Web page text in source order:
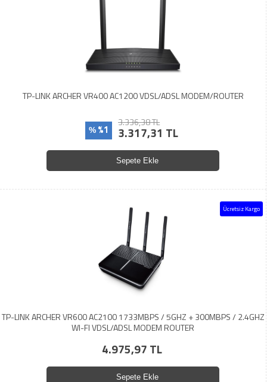
TP-LINK ARCHER VR400 AC1200 VDSL/ADSL MODEM/ROUTER
% %1
3.336,38 TL
3.317,31 TL
Sepete Ekle
Ücretsiz Kargo
TP-LINK ARCHER VR600 AC2100 1733MBPS / 5GHZ + 300MBPS / 2.4GHZ
WI-FI VDSL/ADSL MODEM ROUTER
4.975,97 TL
Sepete Ekle